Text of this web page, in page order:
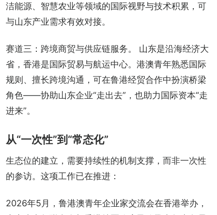
洁能源、智慧农业等领域的国际视野与技术积累，可
与山东产业需求有效对接。
赛道三：跨境商贸与供应链服务。 山东是沿海经济大
省，香港是国际贸易与航运中心。港澳青年熟悉国际
规则、擅长跨境沟通，可在鲁港经贸合作中扮演桥梁
角色——协助山东企业“走出去”，也助力国际资本“走
进来”。
从“一次性”到“常态化”
生态位的建立，需要持续性的机制支撑，而非一次性
的参访。这项工作已在推进：
2026年5月，鲁港澳青年企业家交流会在香港举办，